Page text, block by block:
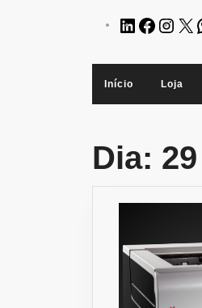
LinkedIn X
Início Loja
Dia: